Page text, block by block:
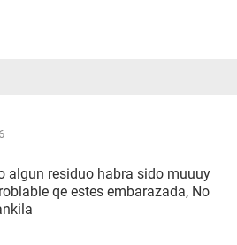
la vagina podría haber un
sus respuestas son bienvenidas
algun residuo habra sido muuuy
qe estes embarazada, No